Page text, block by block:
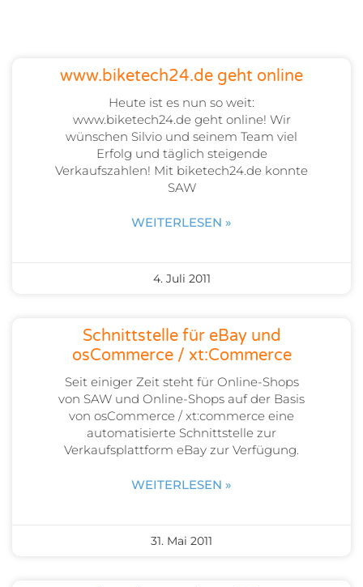
www.biketech24.de geht online
Heute ist es nun so weit:
www.biketech24.de geht online! Wir
wünschen Silvio und seinem Team viel
Erfolg und täglich steigende
Verkaufszahlen! Mit biketech24.de konnte
SAW
WEITERLESEN »
4. Juli 2011
Schnittstelle für eBay und
osCommerce / xt:Commerce
Seit einiger Zeit steht für Online-Shops
von SAW und Online-Shops auf der Basis
von osCommerce / xt:commerce eine
automatisierte Schnittstelle zur
Verkaufsplattform eBay zur Verfügung.
WEITERLESEN »
31. Mai 2011